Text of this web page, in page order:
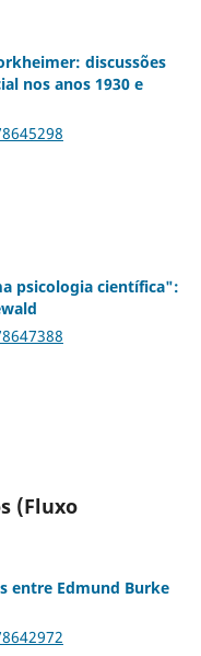
discussões
nos anos 1930 e
psicologia científica":
(Fluxo
entre Edmund Burke